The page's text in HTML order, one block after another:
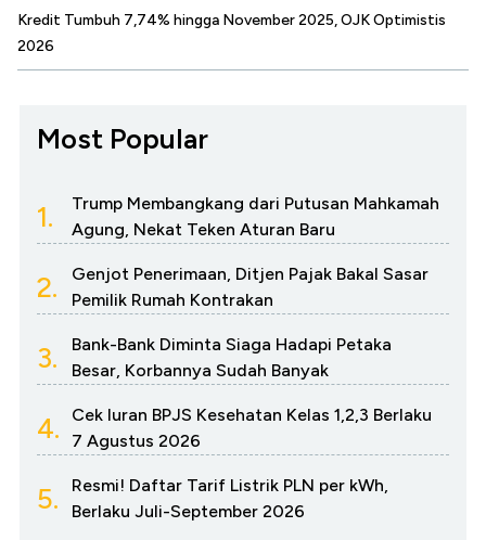
Kredit Tumbuh 7,74% hingga November 2025, OJK Optimistis
2026
Most Popular
1.
Trump Membangkang dari Putusan Mahkamah
Agung, Nekat Teken Aturan Baru
2.
Genjot Penerimaan, Ditjen Pajak Bakal Sasar
Pemilik Rumah Kontrakan
3.
Bank-Bank Diminta Siaga Hadapi Petaka
Besar, Korbannya Sudah Banyak
4.
Cek Iuran BPJS Kesehatan Kelas 1,2,3 Berlaku
7 Agustus 2026
5.
Resmi! Daftar Tarif Listrik PLN per kWh,
Berlaku Juli-September 2026